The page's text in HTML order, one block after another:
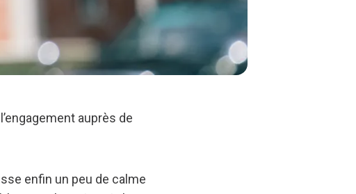
auprès de
enfin un peu de calme